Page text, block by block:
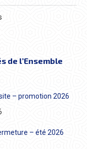
de l’Ensemble
– promotion 2026
– été 2026